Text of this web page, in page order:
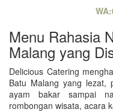
Menu Rahasia
Malang yang
Delicious Catering
Batu Malang yang lezat,
ayam bakar sampai
rombongan wisata, acara